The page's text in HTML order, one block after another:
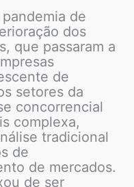
de
dos
que passaram a
de
setores da
concorrencial
complexa,
tradicional
de
de mercados.
de ser